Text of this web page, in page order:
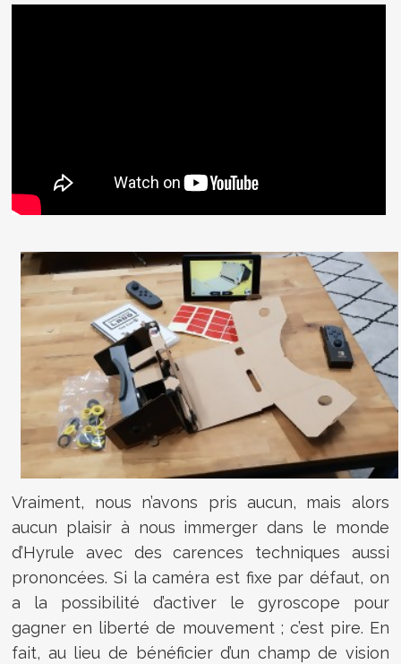
Vraiment, nous n’avons pris aucun, mais alors
aucun plaisir à nous immerger dans le monde
d’Hyrule avec des carences techniques aussi
prononcées. Si la caméra est fixe par défaut, on
a la possibilité d’activer le gyroscope pour
gagner en liberté de mouvement ; c’est pire. En
fait, au lieu de bénéficier d’un champ de vision